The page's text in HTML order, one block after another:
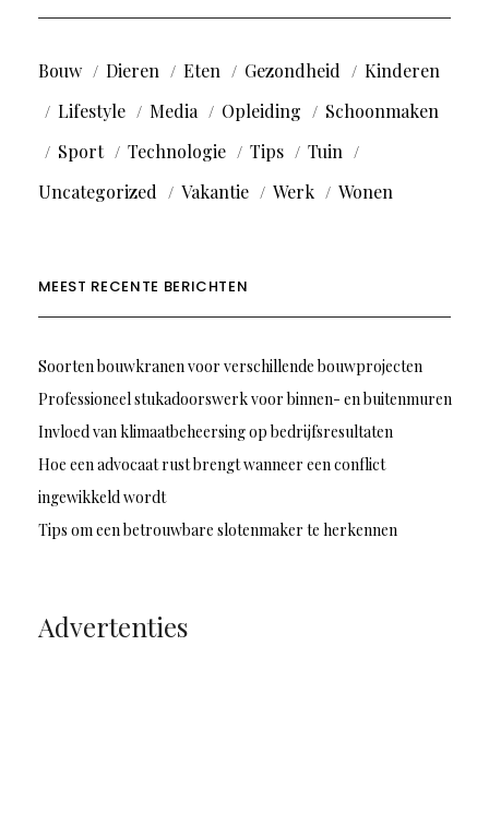
Bouw Dieren Eten Gezondheid
Kinderen
Lifestyle
Media Opleiding
Schoonmaken
Sport
Technologie Tips
Tuin
Uncategorized
Vakantie Werk Wonen
MEEST RECENTE BERICHTEN
Soorten bouwkranen voor verschillende bouwprojecten
Professioneel stukadoorswerk voor binnen- en buitenmuren
Invloed van klimaatbeheersing op bedrijfsresultaten
Hoe een advocaat rust brengt wanneer een conflict
ingewikkeld wordt
Tips om een betrouwbare slotenmaker te herkennen
Advertenties